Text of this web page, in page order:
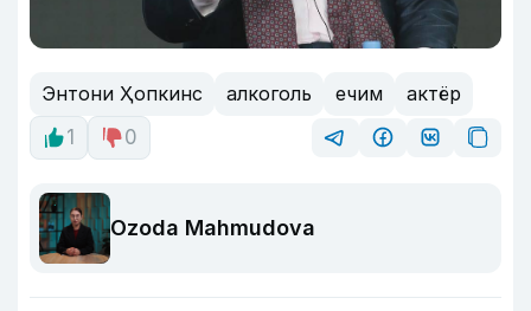
Энтони Ҳопкинс алкоголь ечим
актёр
1
0
Ozoda Mahmudova